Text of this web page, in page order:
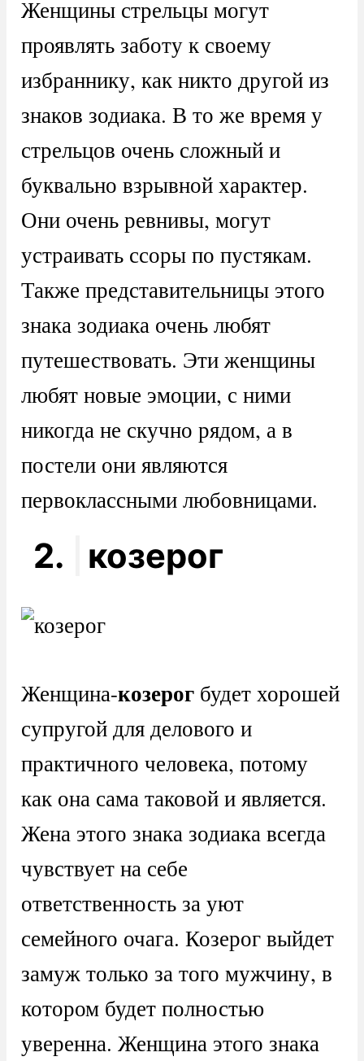
Женщины стрельцы могут
проявлять заботу к своему
избраннику, как никто другой из
знаков зодиака. В то же время у
стрельцов очень сложный и
буквально взрывной характер.
Они очень ревнивы, могут
устраивать ссоры по пустякам.
Также представительницы этого
знака зодиака очень любят
путешествовать. Эти женщины
любят новые эмоции, с ними
никогда не скучно рядом, а в
постели они являются
первоклассными любовницами.
2. козерог
Женщина-козерогбудет хорошей
супругой для делового и
практичного человека, потому
как она сама таковой и является.
Жена этого знака зодиака всегда
чувствует на себе
ответственность за уют
семейного очага. Козерог выйдет
замуж только за того мужчину, в
котором будет полностью
уверенна. Женщина этого знака